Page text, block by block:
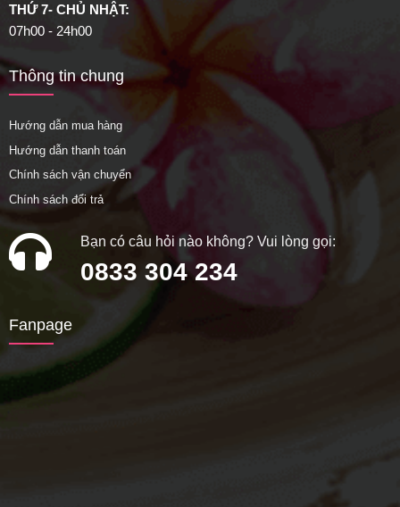
THỨ 7- CHỦ NHẬT:
07h00 - 24h00
Thông tin chung
Hướng dẫn mua hàng
Hướng dẫn thanh toán
Chính sách vận chuyển
Chính sách đổi trả
Bạn có câu hỏi nào không? Vui lòng gọi:
0833 304 234
Fanpage